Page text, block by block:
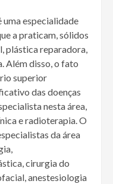
uma especialidade
a praticam, sólidos
plástica reparadora,
Além disso, o fato
superior
das doenças
nesta área,
e radioterapia. O
da área
cirurgia do
anestesiologia